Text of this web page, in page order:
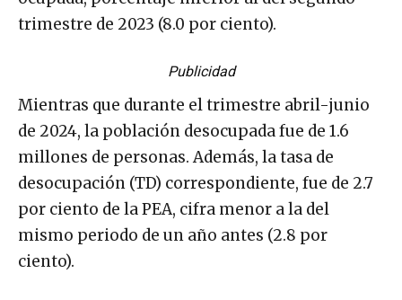
trimestre de 2023 (8.0 por ciento).
Publicidad
Mientras que durante el trimestre abril-junio
de 2024, la población desocupada fue de 1.6
millones de personas. Además, la tasa de
desocupación (TD) correspondiente, fue de 2.7
por ciento de la PEA, cifra menor a la del
mismo periodo de un año antes (2.8 por
ciento).